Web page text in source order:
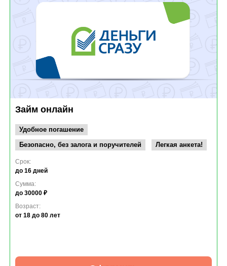
Займ онлайн
Удобное погашение
Безопасно, без залога и поручителей
Легкая анкета!
Срок:
до 16 дней
Сумма:
до 30000 ₽
Возраст:
от 18 до 80 лет